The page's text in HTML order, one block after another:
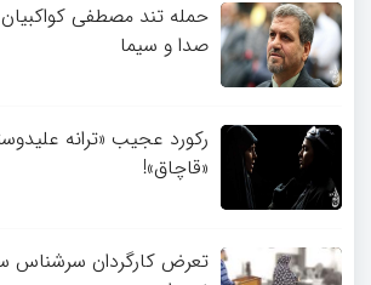
حمله تند مصطفی
صدا و سیما
رکورد عجیب «ترانه
«قاچاق»!
تعرض کارگردان سرشناس